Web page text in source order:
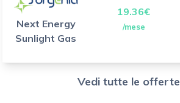
Next Energy
Sunlight Gas
19.36€
/mese
Vedi tutte le offerte